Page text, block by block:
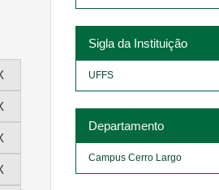
Sigla da Instituição
UFFS
Departamento
Campus Cerro Largo